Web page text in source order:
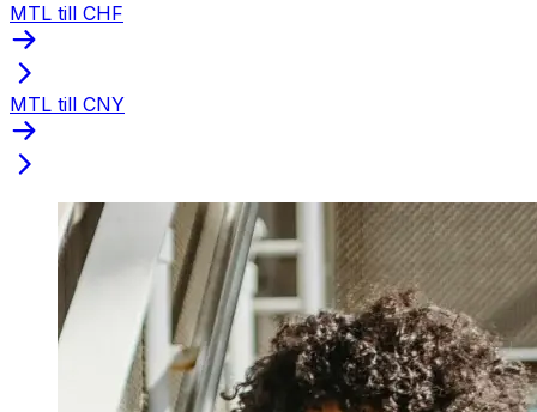
MTL till CHF
MTL till CNY